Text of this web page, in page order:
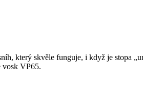
který skvěle funguje, i když je stopa
vosk VP65.